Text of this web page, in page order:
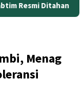
Dunia Kerja
Menag